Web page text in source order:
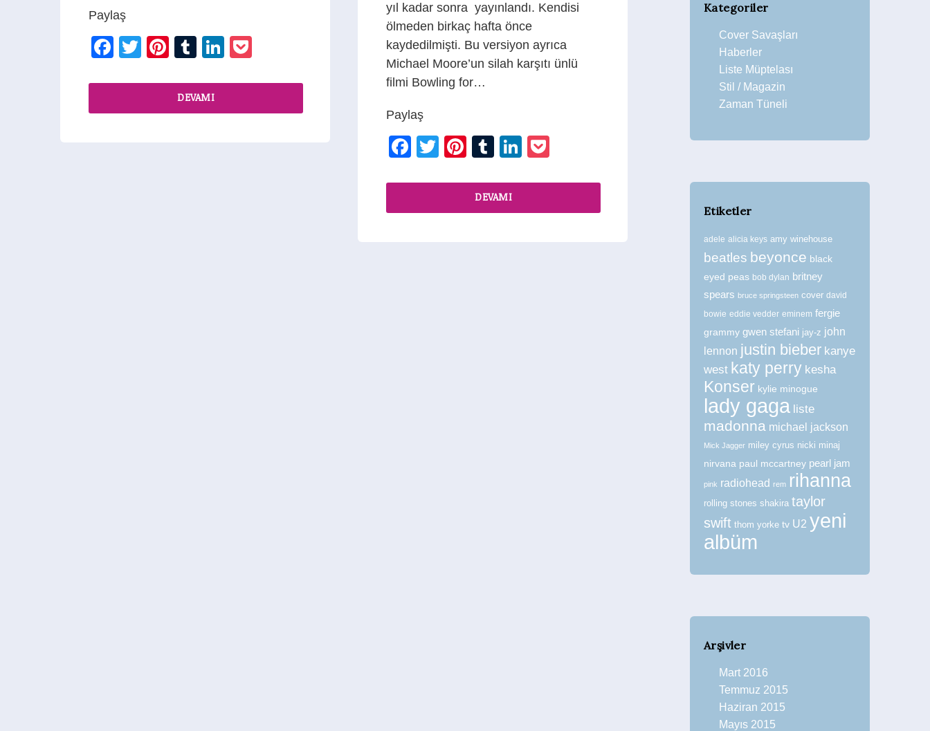
Paylaş
Facebook
TwitterPinterest
TumblrLinkedIn
DEVAMI
yıl kadar sonra yayınlandı. Kendisi
ölmeden birkaç hafta önce
kaydedilmişti. Bu versiyon ayrıca
Michael Moore’un silah karşıtı ünlü
filmi Bowling for…
Paylaş
Facebook
TwitterPinterest
TumblrLinkedIn
DEVAMI
Kategoriler
Cover Savaşları
Haberler
Liste Müptelası
Stil / Magazin
Zaman Tüneli
Etiketler
adele alicia keys amy winehouse
beatles beyonce black
eyed peas bob dylan britney
spears bruce springsteen cover david
bowie eddie vedder eminem fergie
grammy gwen stefani jay-z john
lennon justin bieber kanye
west katy perry kesha
Konser kylie minogue
lady gaga liste
madonna michael jackson
Mick Jagger miley cyrus nicki minaj
nirvana paul mccartney pearl jam
pink radiohead rem rihanna
rolling stones shakira taylor
swift thom yorke tv U2 yeni
albüm
Arşivler
Mart 2016
Temmuz 2015
Haziran 2015
Mayıs 2015